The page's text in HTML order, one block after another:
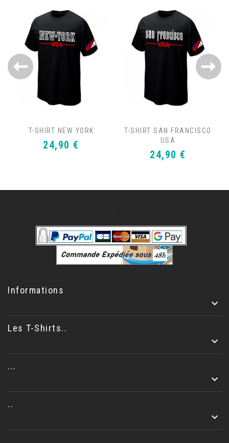
T-SHIRT NEW YORK
Prix
24,90 €
T-SHIRT SAN FRANCISCO
USA
Prix
24,90 €
Informations

Les T-Shirts..

...

..
